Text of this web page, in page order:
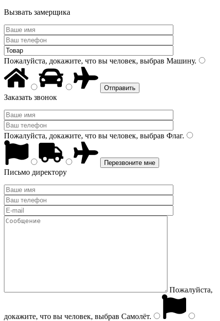
Вызвать замерщика
Пожалуйста, докажите, что вы человек, выбрав Машину.
Заказать звонок
Пожалуйста, докажите, что вы человек, выбрав Флаг.
Письмо директору
Пожалуйста,
докажите, что вы человек, выбрав Самолёт.